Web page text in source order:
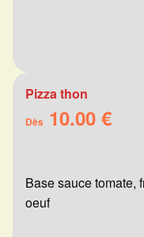
Pizza thon
Dès 10.00 €
Base sauce tomate,
oeuf